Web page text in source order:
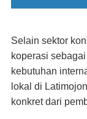
Selain sektor
koperasi
kebutuhan
lokal di
konkret dari